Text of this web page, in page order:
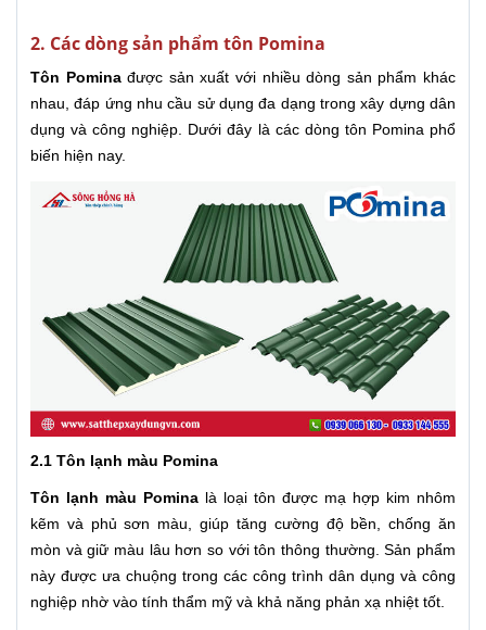
2. Các dòng sản phẩm tôn Pomina
Tôn Pominađược sản xuất với nhiều dòng sản phẩm khác
nhau, đáp ứng nhu cầu sử dụng đa dạng trong xây dựng dân
dụng và công nghiệp. Dưới đây là các dòng tôn Pomina phổ
biến hiện nay.
2.1 Tôn lạnh màu Pomina
Tôn lạnh màu Pomina là loại tôn được mạ hợp kim nhôm
kẽm và phủ sơn màu, giúp tăng cường độ bền, chống ăn
mòn và giữ màu lâu hơn so với tôn thông thường. Sản phẩm
này được ưa chuộng trong các công trình dân dụng và công
nghiệp nhờ vào tính thẩm mỹ và khả năng phản xạ nhiệt tốt.